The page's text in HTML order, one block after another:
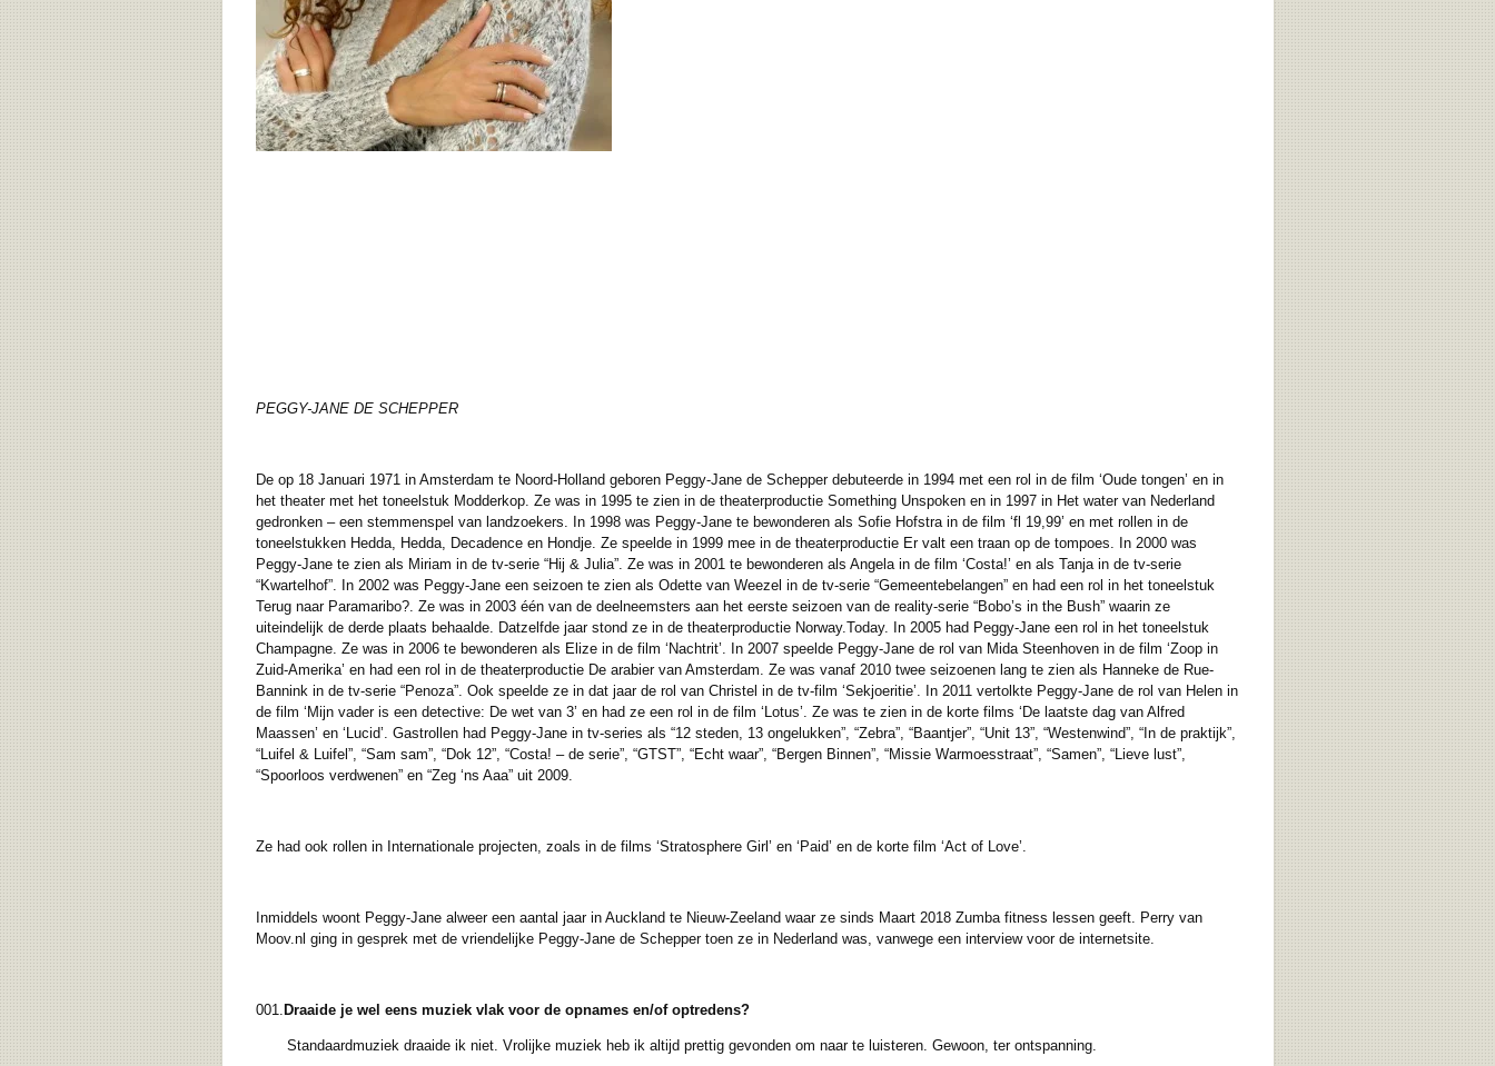
PEGGY-JANE DE SCHEPPER
De op 18 Januari 1971 in Amsterdam te Noord-Holland geboren Peggy-Jane de Schepper debuteerde in 1994 met een rol in de film ‘Oude tongen’ en in
het theater met het toneelstuk Modderkop. Ze was in 1995 te zien in de theaterproductie Something Unspoken en in 1997 in Het water van Nederland
gedronken – een stemmenspel van landzoekers. In 1998 was Peggy-Jane te bewonderen als Sofie Hofstra in de film ‘fl 19,99’ en met rollen in de
toneelstukken Hedda, Hedda, Decadence en Hondje. Ze speelde in 1999 mee in de theaterproductie Er valt een traan op de tompoes. In 2000 was
Peggy-Jane te zien als Miriam in de tv-serie “Hij & Julia”. Ze was in 2001 te bewonderen als Angela in de film ‘Costa!’ en als Tanja in de tv-serie
“Kwartelhof”. In 2002 was Peggy-Jane een seizoen te zien als Odette van Weezel in de tv-serie “Gemeentebelangen” en had een rol in het toneelstuk
Terug naar Paramaribo?. Ze was in 2003 één van de deelneemsters aan het eerste seizoen van de reality-serie “Bobo’s in the Bush” waarin ze
uiteindelijk de derde plaats behaalde. Datzelfde jaar stond ze in de theaterproductie Norway.Today. In 2005 had Peggy-Jane een rol in het toneelstuk
Champagne. Ze was in 2006 te bewonderen als Elize in de film ‘Nachtrit’. In 2007 speelde Peggy-Jane de rol van Mida Steenhoven in de film ‘Zoop in
Zuid-Amerika’ en had een rol in de theaterproductie De arabier van Amsterdam. Ze was vanaf 2010 twee seizoenen lang te zien als Hanneke de Rue-
Bannink in de tv-serie “Penoza”. Ook speelde ze in dat jaar de rol van Christel in de tv-film ‘Sekjoeritie’. In 2011 vertolkte Peggy-Jane de rol van Helen in
de film ‘Mijn vader is een detective: De wet van 3’ en had ze een rol in de film ‘Lotus’. Ze was te zien in de korte films ‘De laatste dag van Alfred
Maassen’ en ‘Lucid’. Gastrollen had Peggy-Jane in tv-series als “12 steden, 13 ongelukken”, “Zebra”, “Baantjer”, “Unit 13”, “Westenwind”, “In de praktijk”,
“Luifel & Luifel”, “Sam sam”, “Dok 12”, “Costa! – de serie”, “GTST”, “Echt waar”, “Bergen Binnen”, “Missie Warmoesstraat”, “Samen”, “Lieve lust”,
“Spoorloos verdwenen” en “Zeg ‘ns Aaa” uit 2009.
Ze had ook rollen in Internationale projecten, zoals in de films ‘Stratosphere Girl’ en ‘Paid’ en de korte film ‘Act of Love’.
Inmiddels woont Peggy-Jane alweer een aantal jaar in Auckland te Nieuw-Zeeland waar ze sinds Maart 2018 Zumba fitness lessen geeft. Perry van
Moov.nl ging in gesprek met de vriendelijke Peggy-Jane de Schepper toen ze in Nederland was, vanwege een interview voor de internetsite.
001. Draaide je wel eens muziek vlak voor de opnames en/of optredens?
Standaardmuziek draaide ik niet. Vrolijke muziek heb ik altijd prettig gevonden om naar te luisteren. Gewoon, ter ontspanning.